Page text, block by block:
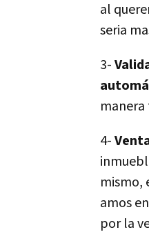
al
seria
3-
4-
mismo,
amos
por la